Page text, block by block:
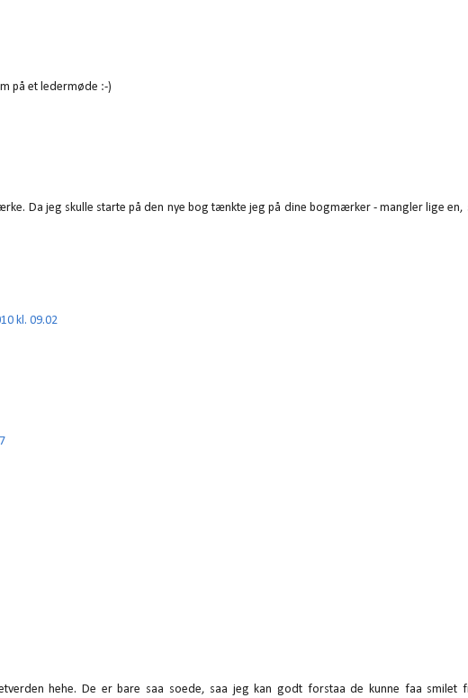
på et ledermøde :-)
Da jeg skulle starte på den nye bog tænkte jeg på dine bogmærker - mangler lige en,
kl. 09.02
hehe. De er bare saa soede, saa jeg kan godt forstaa de kunne faa smilet